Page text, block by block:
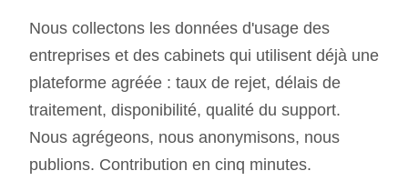
Nous collectons les données d'usage des
entreprises et des cabinets qui utilisent déjà une
plateforme agréée : taux de rejet, délais de
traitement, disponibilité, qualité du support.
Nous agrégeons, nous anonymisons, nous
publions. Contribution en cinq minutes.